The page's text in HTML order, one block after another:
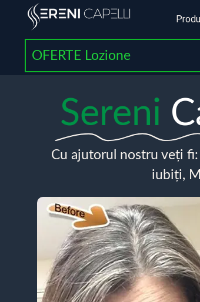
OFERTE Lozione
Sereni
Cu ajutorul nostru veți
iubiți,